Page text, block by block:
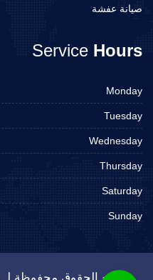
صيانة عفشة
Service Hours
Monday
Tuesday
Wednesday
Thursday
Saturday
Sunday